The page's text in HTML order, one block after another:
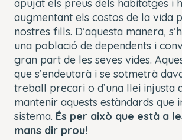
apujat els preus dels habitatges i
augmentant els costos de la vida
nostres fills. D’aquesta manera,
una població de dependents i
gran part de les seves vides.
que s’endeutarà i se sotmetrà
treball precari o d’una llei injusta
mantenir aquests estàndards que
sistema. És per això que està a
mans dir prou!